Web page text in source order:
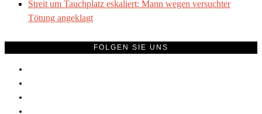
Streit um Tauchplatz eskaliert: Mann wegen versuchter
Tötung angeklagt
FOLGEN SIE UNS